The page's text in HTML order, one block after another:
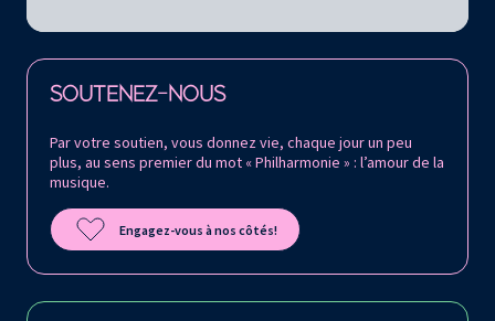
SOUTENEZ-NOUS
Par votre soutien, vous donnez vie, chaque jour un peu
plus, au sens premier du mot « Philharmonie » : l’amour de la
musique.
Engagez-vous à nos côtés!
Retrouvez la Philharmonie de Paris sur